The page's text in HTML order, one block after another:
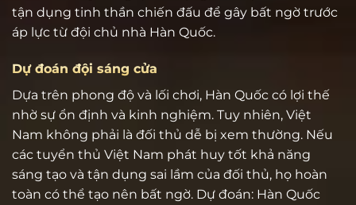
tận dụng tinh thần chiến đấu để gây bất ngờ trước
áp lực từ đội chủ nhà Hàn Quốc.
Dự đoán đội sáng cửa
Dựa trên phong độ và lối chơi, Hàn Quốc có lợi thế
nhờ sự ổn định và kinh nghiệm. Tuy nhiên, Việt
Nam không phải là đối thủ dễ bị xem thường. Nếu
các tuyển thủ Việt Nam phát huy tốt khả năng
sáng tạo và tận dụng sai lầm của đối thủ, họ hoàn
toàn có thể tạo nên bất ngờ. Dự đoán: Hàn Quốc